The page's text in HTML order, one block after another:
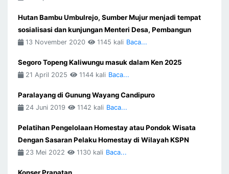
Hutan Bambu Umbulrejo, Sumber Mujur menjadi tempat
sosialisasi dan kunjungan Menteri Desa, Pembangun
13 November 2020 1145 kali Baca...
Segoro Topeng Kaliwungu masuk dalam Ken 2025
21 April 2025 1144 kali Baca...
Paralayang di Gunung Wayang Candipuro
24 Juni 2019 1142 kali Baca...
Pelatihan Pengelolaan Homestay atau Pondok Wisata
Dengan Sasaran Pelaku Homestay di Wilayah KSPN
23 Mei 2022 1130 kali Baca...